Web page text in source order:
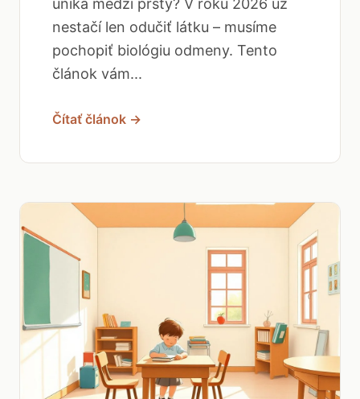
uniká medzi prsty? V roku 2026 už
nestačí len odučiť látku – musíme
pochopiť biológiu odmeny. Tento
článok vám...
Čítať článok →